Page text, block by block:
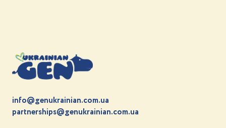
info@genukrainian.com.ua
partnerships@genukrainian.com.ua